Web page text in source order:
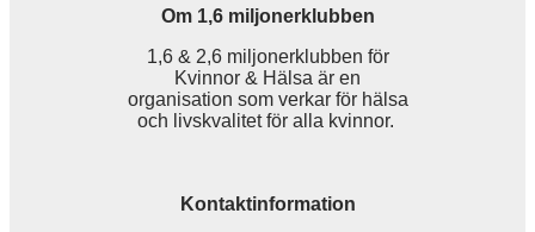
Om 1,6 miljonerklubben
1,6 & 2,6 miljonerklubben för
Kvinnor & Hälsa är en
organisation som verkar för hälsa
och livskvalitet för alla kvinnor.
Kontaktinformation